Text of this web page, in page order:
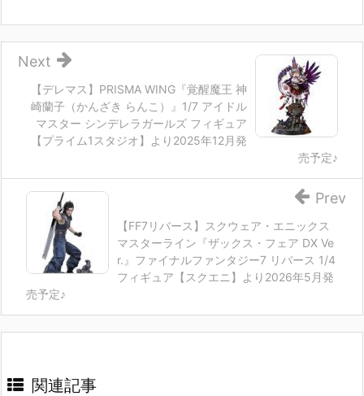
【デレマス】PRISMA WING『覚醒魔王 神
崎蘭子（かんざき らんこ）』1/7 アイドル
マスター シンデレラガールズ フィギュア
【プライム1スタジオ】より2025年12月発
売予定♪
Next
【FF7リバース】スクウェア・エニックス
マスターライン『ザックス・フェア DX Ve
r.』ファイナルファンタジー7 リバース 1/4
フィギュア【スクエニ】より2026年5月発
売予定♪
Prev
関連記事